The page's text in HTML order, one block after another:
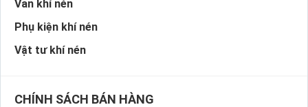
Van khí nén
Phụ kiện khí nén
Vật tư khí nén
CHÍNH SÁCH BÁN HÀNG